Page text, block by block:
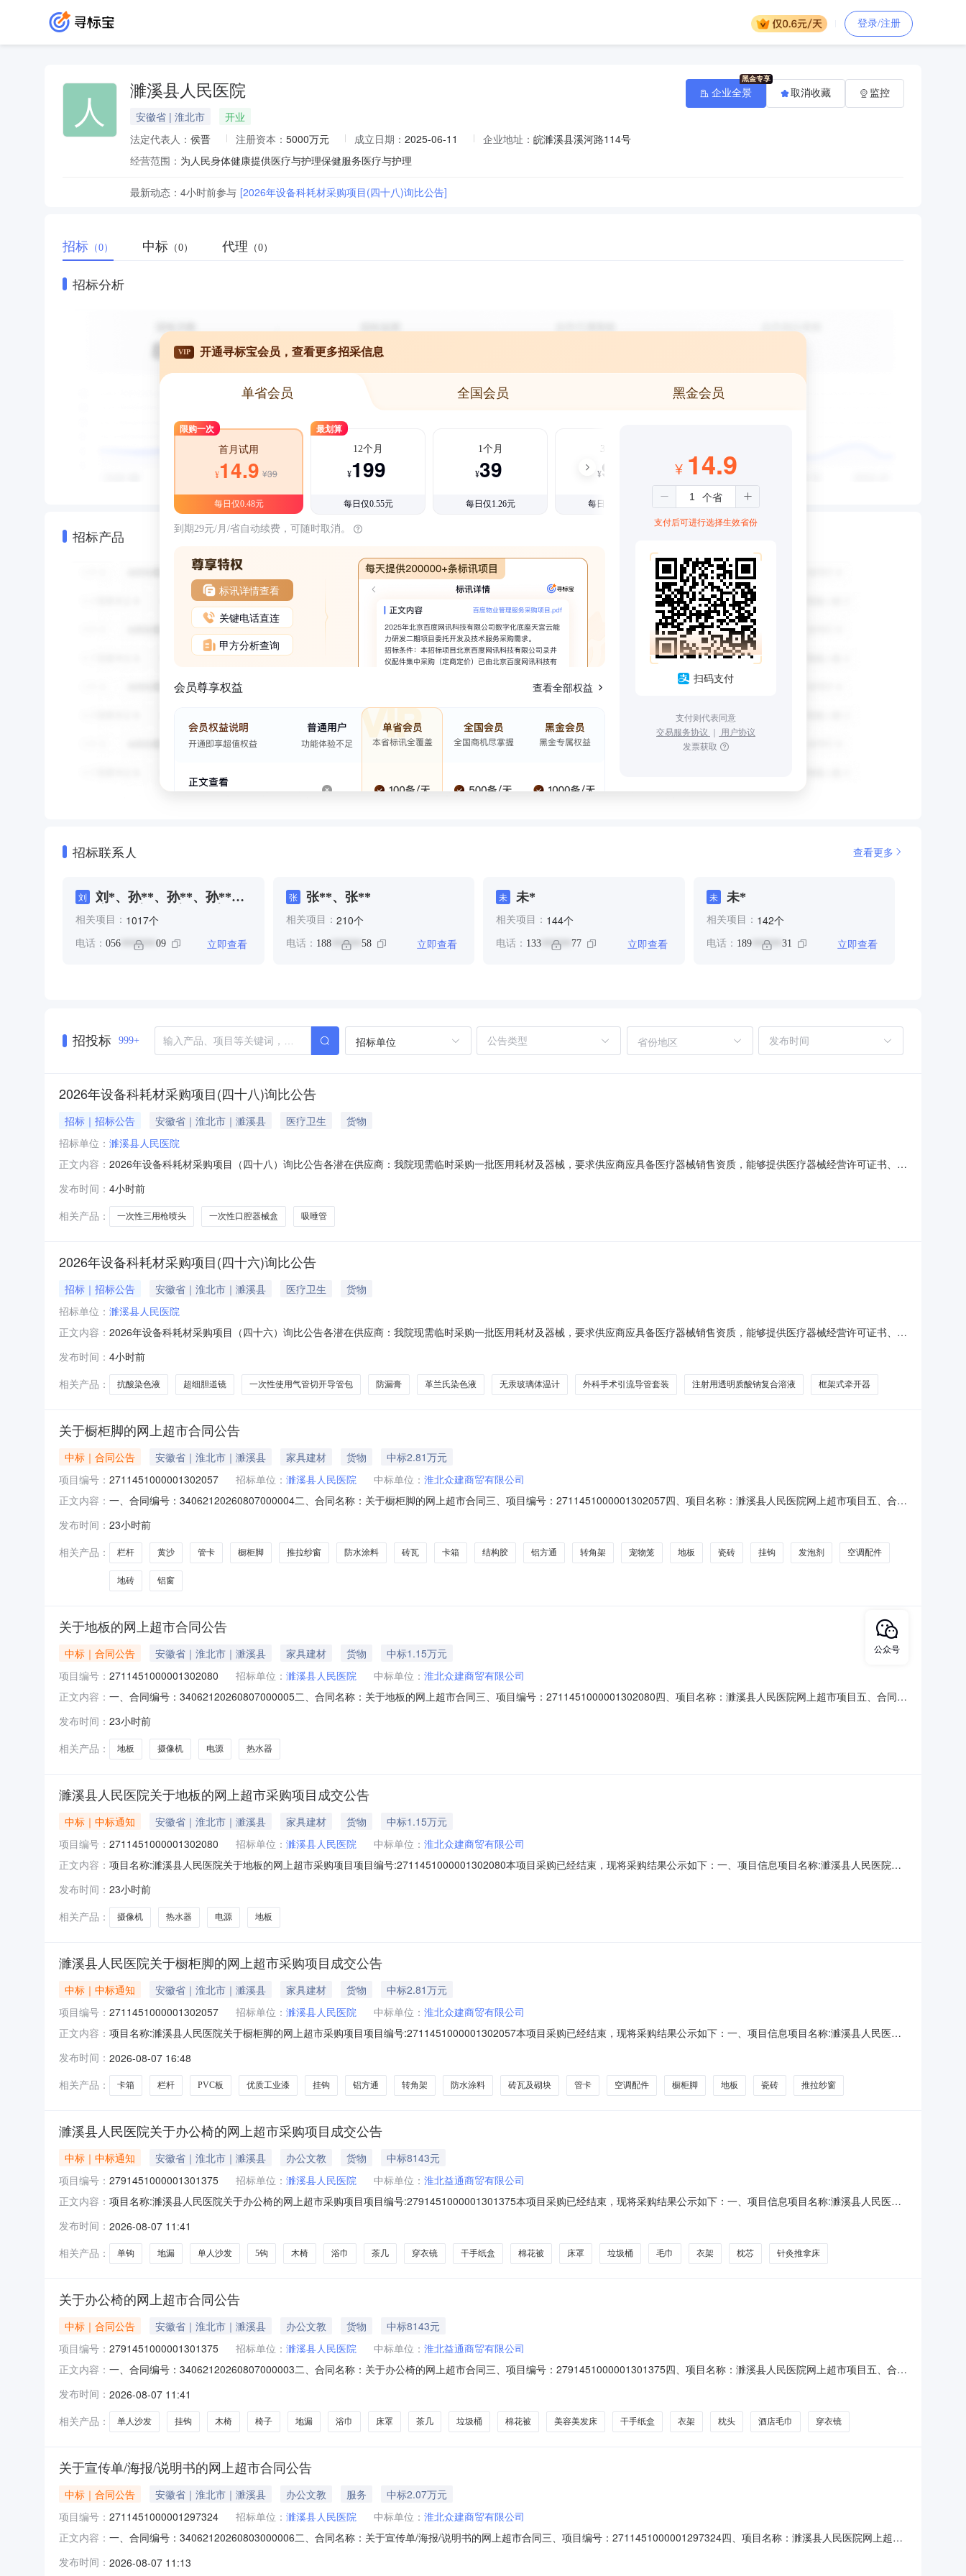
登录/注册
人 濉溪县人民医院
安徽省 | 淮北市
开业
法定代表人： 侯晋 注册资本： 5000万元 成立日期： 2025-06-11 企业地址： 皖濉溪县溪河路114号
经营范围： 为人民身体健康提供医疗与护理保健服务医疗与护理
最新动态： 4小时前参与 [2026年设备科耗材采购项目(四十八)询比公告]
企业全景 取消收藏 监控
招标 （0） 中标 （0） 代理 （0）
招标分析
招标产品
VIP 开通寻标宝会员，查看更多招采信息
单省会员 全国会员 黑金会员
限购一次
首月试用
¥14.9 ¥39
每日仅0.48元
最划算
12个月
¥199
每日仅0.55元
1个月
¥39
每日仅1.26元
3个月
¥99
每日仅1.08元
到期29元/月/省自动续费，可随时取消。
标讯详情查看
关键电话直连
甲方分析查询
会员尊享权益 查看全部权益
¥ 14.9
支付后可进行选择生效省份
扫码支付
支付则代表同意
交易服务协议 ｜ 用户协议
发票获取
招标联系人 查看更多
刘
刘*、孙**、孙**、孙**、
张**、曹**、李*、毛**、
陈**、陈*****、陈*****、
相关项目： 1017个
电话： 056 ******* 09 立即查看
张 张**、张**
相关项目： 210个
电话： 188****** 58 立即查看
未 未*
相关项目： 144个
电话： 133 ****** 77 立即查看
未 未*
相关项目： 142个
电话： 189****** 31 立即查看
招投标 999+ 招标单位 省份地区
2026年设备科耗材采购项目(四十八)询比公告
招标｜招标公告 安徽省｜淮北市｜濉溪县 医疗卫生
货物
招标单位： 濉溪县人民医院
正文内容： 2026年设备科耗材采购项目（四十八）询比公告各潜在供应商：我院现需临时采购一批医用耗材及器械，要求供应商应具备医疗器械销售资质，能够提供医疗器械经营许可证书、营
还需提供报关单和检验检疫证明）等资质文件备案备查。可二十四小时供货。所有产品到达医院时，有效期剩余不得低于产品整体有效期的三分之二。供应方需经过我院SPD服务方
完成供应手续。各潜在供应商可对目录任意
发布时间： 4小时前
相关产品：
一次性三用枪喷头 一次性口腔器械盒 吸唾管
2026年设备科耗材采购项目(四十六)询比公告
招标｜招标公告 安徽省｜淮北市｜濉溪县 医疗卫生
货物
招标单位： 濉溪县人民医院
正文内容： 2026年设备科耗材采购项目（四十六）询比公告各潜在供应商：我院现需临时采购一批医用耗材及器械，要求供应商应具备医疗器械销售资质，能够提供医疗器械经营许可证书、营
还需提供报关单和检验检疫证明）等资质文件备案备查。可二十四小时供货。所有产品到达医院时，有效期剩余不得低于产品整体有效期的三分之二。供应方需经过我院SPD服务方
完成供应手续。各潜在供应商可对目录任意
发布时间： 4小时前
相关产品：
抗酸染色液 超细胆道镜 一次性使用气管切开导管包 防漏膏 革兰氏染色液 无汞玻璃体温计 外科手术引流导管套装 注射用透明质酸钠复合溶液 框架式牵开器
关于橱柜脚的网上超市合同公告
中标｜合同公告 安徽省｜淮北市｜濉溪县 家具建材 货物
中标2.81万元
项目编号： 2711451000001302057 招标单位： 濉溪县人民医院 中标单位： 淮北众建商贸有限公司
正文内容： 一、合同编号：34062120260807000004二、合同名称：关于橱柜脚的网上超市合同三、项目编号：2711451000001302057四、项目名称：濉溪县人民医院网上超市项目五、合同
县濉溪镇九点阳光明珠广场商业A110联系方式：18356175580六、合同主体信息1.主要标的信息：主要标的名称：得力橱柜脚数量：20.00单价（元）：3.
发布时间： 23小时前
相关产品：
栏杆 黄沙 管卡 橱柜脚 推拉纱窗 防水涂料 砖瓦 卡箱 结构胶 铝方通 转角架 宠物笼 地板 瓷砖 挂钩 发泡剂 空调配件
地砖 铝窗
关于地板的网上超市合同公告
中标｜合同公告 安徽省｜淮北市｜濉溪县 家具建材 货物
中标1.15万元
项目编号： 2711451000001302080 招标单位： 濉溪县人民医院 中标单位： 淮北众建商贸有限公司
正文内容： 一、合同编号：34062120260807000005二、合同名称：关于地板的网上超市合同三、项目编号：2711451000001302080四、项目名称：濉溪县人民医院网上超市项目五、合同主
濉溪镇九点阳光明珠广场商业A110联系方式：18356175580六、合同主体信息1.主要标的信息：主要标的名称：大自然地板数量：65.00单价（元）：76.
发布时间： 23小时前
相关产品：
地板 摄像机 电源 热水器
濉溪县人民医院关于地板的网上超市采购项目成交公告
中标｜中标通知 安徽省｜淮北市｜濉溪县 家具建材 货物
中标1.15万元
项目编号： 2711451000001302080 招标单位： 濉溪县人民医院 中标单位： 淮北众建商贸有限公司
正文内容： 项目名称:濉溪县人民医院关于地板的网上超市采购项目项目编号:2711451000001302080本项目采购已经结束，现将采购结果公示如下：一、项目信息项目名称:濉溪县人民医院关
路114号三、成交信息交易方式:议价采购成交日期:2026年8月7日总成交金额（元）:11570（人民币）成交供应商名称、联系地址及成交金额:序号成交供应商名称
发布时间： 23小时前
相关产品：
摄像机 热水器 电源 地板
濉溪县人民医院关于橱柜脚的网上超市采购项目成交公告
中标｜中标通知 安徽省｜淮北市｜濉溪县 家具建材 货物
中标2.81万元
项目编号： 2711451000001302057 招标单位： 濉溪县人民医院 中标单位： 淮北众建商贸有限公司
正文内容： 项目名称:濉溪县人民医院关于橱柜脚的网上超市采购项目项目编号:2711451000001302057本项目采购已经结束，现将采购结果公示如下：一、项目信息项目名称:濉溪县人民医院
溪河路114号三、成交信息交易方式:议价采购成交日期:2026年8月7日总成交金额（元）:28133.72（人民币）成交供应商名称、联系地址及成交金额:序号成交
发布时间： 2026-08-07 16:48
相关产品：
卡箱 栏杆 PVC板 优质工业漆 挂钩 铝方通 转角架 防水涂料 砖瓦及砌块 管卡 空调配件 橱柜脚 地板 瓷砖 推拉纱窗
濉溪县人民医院关于办公椅的网上超市采购项目成交公告
中标｜中标通知 安徽省｜淮北市｜濉溪县 办公文教 货物
中标8143元
项目编号： 2791451000001301375 招标单位： 濉溪县人民医院 中标单位： 淮北益通商贸有限公司
正文内容： 项目名称:濉溪县人民医院关于办公椅的网上超市采购项目项目编号:2791451000001301375本项目采购已经结束，现将采购结果公示如下：一、项目信息项目名称:濉溪县人民医院
溪河路114号三、成交信息交易方式:议价采购成交日期:2026年8月7日总成交金额（元）:8143（人民币）成交供应商名称、联系地址及成交金额:序号成交供应商名
发布时间： 2026-08-07 11:41
相关产品：
单钩 地漏 单人沙发 5钩 木椅 浴巾 茶几 穿衣镜 干手纸盒 棉花被 床罩 垃圾桶 毛巾 衣架 枕芯 针灸推拿床
关于办公椅的网上超市合同公告
中标｜合同公告 安徽省｜淮北市｜濉溪县 办公文教 货物
中标8143元
项目编号： 2791451000001301375 招标单位： 濉溪县人民医院 中标单位： 淮北益通商贸有限公司
正文内容： 一、合同编号：34062120260807000003二、合同名称：关于办公椅的网上超市合同三、项目编号：2791451000001301375四、项目名称：濉溪县人民医院网上超市项目五、合同
县濉溪镇恒大名都5栋2908联系方式：15956128253六、合同主体信息1.主要标的信息：主要标的名称：立千仞木椅办公椅数量：2.00单价（元）：75.0
发布时间： 2026-08-07 11:41
相关产品：
单人沙发 挂钩 木椅 椅子 地漏 浴巾 床罩 茶几 垃圾桶 棉花被 美容美发床 干手纸盒 衣架 枕头 酒店毛巾 穿衣镜
关于宣传单/海报/说明书的网上超市合同公告
中标｜合同公告 安徽省｜淮北市｜濉溪县 办公文教 服务
中标2.07万元
项目编号： 2711451000001297324 招标单位： 濉溪县人民医院 中标单位： 淮北众建商贸有限公司
正文内容： 一、合同编号：34062120260803000006二、合同名称：关于宣传单/海报/说明书的网上超市合同三、项目编号：2711451000001297324四、项目名称：濉溪县人民医院网上超市
省淮北市濉溪县濉溪镇九点阳光明珠广场商业A110联系方式：18356175580六、合同主体信息1.主要标的信息：主要标的名称：晨光宣传单/海报/说明书数量
发布时间： 2026-08-07 11:13
公众号